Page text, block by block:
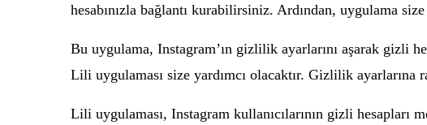
hesabınızla bağlantı kurabilirsiniz. Ardından, uygulama
Bu uygulama, Instagram’ın gizlilik ayarlarını aşarak gizli
Lili uygulaması size yardımcı olacaktır. Gizlilik
Lili uygulaması, Instagram kullanıcılarının gizli